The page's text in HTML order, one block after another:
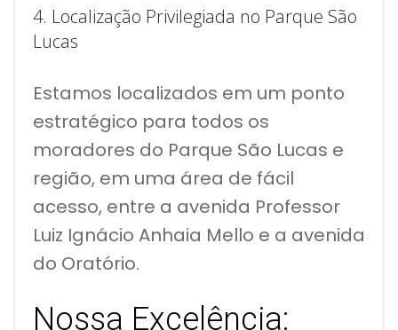
4. Localização Privilegiada no Parque São
Lucas
Estamos localizados em um ponto
estratégico para todos os
moradores do Parque São Lucas e
região, em uma área de fácil
acesso, entre a avenida Professor
Luiz Ignácio Anhaia Mello e a avenida
do Oratório.
Nossa Excelência: